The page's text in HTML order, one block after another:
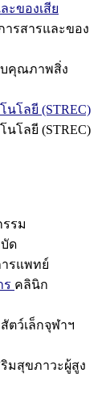
ะของเสีย
ารสารและของ
บคุณภาพสิ่ง
โลยี (STREC)
โลยี (STREC)
รม
ด
รแพทย์
ร คลินิก
ตว์เล็กจุฬาฯ
มสุขภาวะผู้สูง